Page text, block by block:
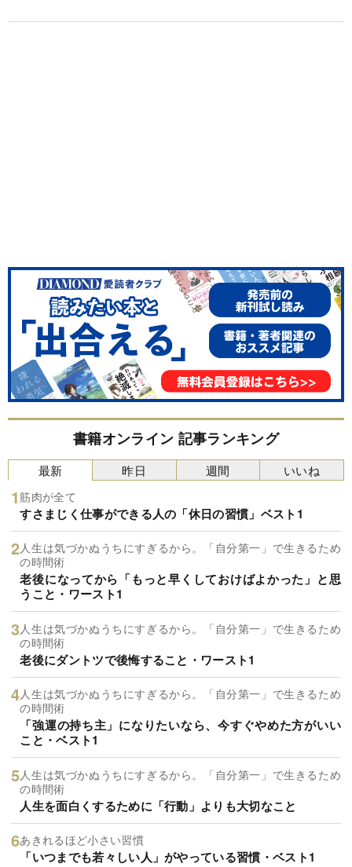
書籍オンライン 記事ランキング
最新
筋肉が全て
すさまじく仕事ができる人の「休日の習慣」ベスト1
人生は気づかぬうちにすぎるから。「自分第一」で生きるため
の時間術
老後になってから「もっと早くしておけばよかった」と思
うこと・ワースト1
人生は気づかぬうちにすぎるから。「自分第一」で生きるため
の時間術
老後にダントツで後悔すること・ワースト1
人生は気づかぬうちにすぎるから。「自分第一」で生きるため
の時間術
「強運の持ち主」になりたいなら、今すぐやめた方がいい
こと・ベスト1
人生は気づかぬうちにすぎるから。「自分第一」で生きるため
の時間術
人生を面白くするために「行動」よりも大切なこと
あきれるほど小さい習慣
「いつまでも若々しい人」がやっている習慣・ベスト1
昨日 週間 いいね